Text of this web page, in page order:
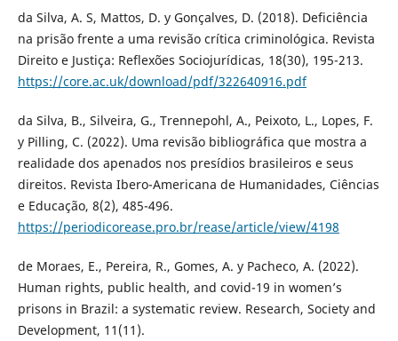
da Silva, A. S, Mattos, D. y Gonçalves, D. (2018). Deficiência
na prisão frente a uma revisão crítica criminológica. Revista
Direito e Justiça: Reflexões Sociojurídicas, 18(30), 195-213.
https://core.ac.uk/download/pdf/322640916.pdf
da Silva, B., Silveira, G., Trennepohl, A., Peixoto, L., Lopes, F.
y Pilling, C. (2022). Uma revisão bibliográfica que mostra a
realidade dos apenados nos presídios brasileiros e seus
direitos. Revista Ibero-Americana de Humanidades, Ciências
e Educação, 8(2), 485-496.
https://periodicorease.pro.br/rease/article/view/4198
de Moraes, E., Pereira, R., Gomes, A. y Pacheco, A. (2022).
Human rights, public health, and covid-19 in women’s
prisons in Brazil: a systematic review. Research, Society and
Development, 11(11).